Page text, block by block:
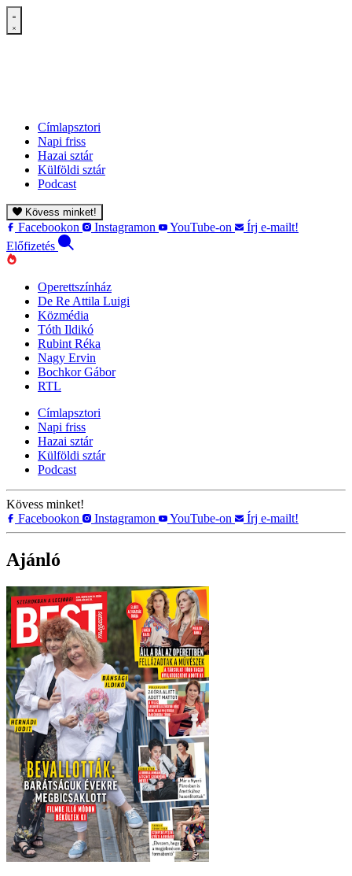
Címlapsztori
Napi friss
Hazai sztár
Külföldi sztár
Podcast
Kövess minket!
Facebookon Instagramon YouTube-on
Írj e-mailt!
Előfizetés
Operettszínház
De Re Attila Luigi
Közmédia
Tóth Ildikó
Rubint Réka
Nagy Ervin
Bochkor Gábor
RTL
Címlapsztori
Napi friss
Hazai sztár
Külföldi sztár
Podcast
Kövess minket!
Facebookon
Instagramon YouTube-on Írj e-mailt!
Ajánló